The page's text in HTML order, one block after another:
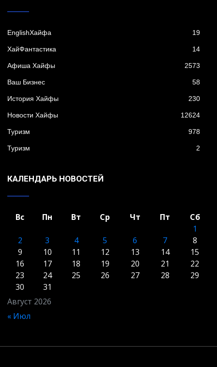
EnglishХайфа 19
XайФантастика 14
Афиша Хайфы 2573
Ваш Бизнес 58
История Хайфы 230
Новости Хайфы 12624
Туризм 978
Туризм 2
КАЛЕНДАРЬ НОВОСТЕЙ
Август 2026
Вс Пн Вт Ср Чт Пт
Сб
1
2
3 4 5 6 7
8
9
10 11 12 13 14
15
16
17 18 19 20 21
22
23
24 25 26 27 28
29
30
31
« Июл